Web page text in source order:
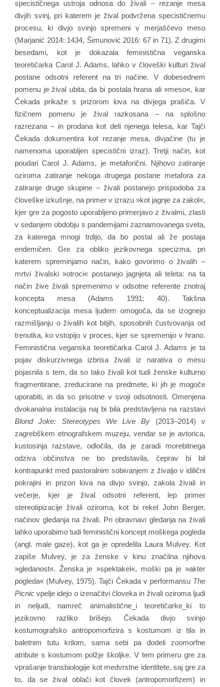
specističnega ustroja odnosa do živali – rezanje mesa
divjih svinj, pri katerem je žival podvržena specističnemu
procesu, ki divjo svinjo spremeni v merjaščevo meso
(Marjanić 2014: 1434, Šimunović 2016: 67 in 71). Z drugimi
besedami, kot je dokazala feministična veganska
teoretičarka Carol J. Adams, lahko v človeški kulturi žival
postane odsotni referent na tri načine. V dobesednem
pomenu je žival ubita, da bi postala hrana ali »meso«, kar
Čekada prikaže s prizorom lova na divjega prašiča. V
fizičnem pomenu je žival razkosana – na splošno
razrezana – in prodana kot deli njenega telesa, kar Tajči
Čekada dokumentira kot rezanje mesa, divjačine (tu je
namenoma uporabljen specistični izraz). Tretji način, kot
poudari Carol J. Adams, je metaforični. Njihovo zatiranje
oziroma zatiranje nekoga drugega postane metafora za
zatiranje druge skupine – živali postanejo prispodoba za
človeške izkušnje, na primer v izrazu »kot jagnje za zakol«,
kjer gre za pogosto uporabljeno primerjavo z živalmi, zlasti
v sedanjem obdobju s pandemijami zaznamovanega sveta,
za katerega mnogi trdijo, da bo postal ali že postaja
endemičen. Gre za obliko jezikovnega specizma, pri
katerem spreminjamo način, kako govorimo o živalih –
mrtvi živalski »otroci« postanejo jagnjeta ali teleta: na ta
način žive živali spremenimo v odsotne referente znotraj
koncepta mesa (Adams 1991: 40). Takšna
konceptualizacija mesa ljudem omogoča, da se izognejo
razmišljanju o živalih kot bitjih, sposobnih čustvovanja od
trenutka, ko vstopijo v proces, kjer se spremenijo v hrano.
Feministična veganska teoretičarka Carol J. Adams je ta
pojav diskurzivnega izbrisa živali iz narativa o mesu
pojasnila s tem, da so tako živali kot tudi ženske kulturno
fragmentirane, zreducirane na predmete, ki jih je mogoče
uporabiti, in da so prisotne v svoji odsotnosti. Omenjena
dvokanalna instalacija naj bi bila predstavljena na razstavi
Blond Joke: Stereotypes We Live By (2013–2014) v
zagrebškem etnografskem muzeju, vendar se je avtorica,
kustosinja razstave, odločila, da je zaradi morebitnega
odziva občinstva ne bo predstavila, čeprav bi bil
kontrapunkt med pastoralnim sobivanjem z živaljo v idilični
pokrajini in prizori lova na divjo svinjo, zakola živali in
večerje, kjer je žival odsotni referent, lep primer
stereotipizacije živali oziroma, kot bi rekel John Berger,
načinov gledanja na živali. Pri obravnavi gledanja na živali
lahko uporabimo tudi feministični koncept moškega pogleda
(angl. male gaze), kot ga je opredelila Laura Mulvey. Kot
zapiše Mulvey, je za ženske v kinu značilna njihova
»gledanost«. Ženska je »spektakel«, moški pa je »akter
pogleda« (Mulvey, 1975). Tajči Čekada v performansu The
Picnic vpelje idejo o izenačitvi človeka in živali oziroma ljudi
in neljudi, namreč animalistične_i teoretičarke_ki to
jezikovno razliko brišejo. Čekada divjo svinjo
kostumografsko antropomorfizira s kostumom iz tila in
baletnim tutu krilom, sama sebi pa dodeli zoomorfne
atribute s kostumom polžje školjke. V tem primeru gre za
vprašanje transbiologije kot medvrstne identitete, saj gre za
to, da se žival oblači kot človek (antropomorfizem) in